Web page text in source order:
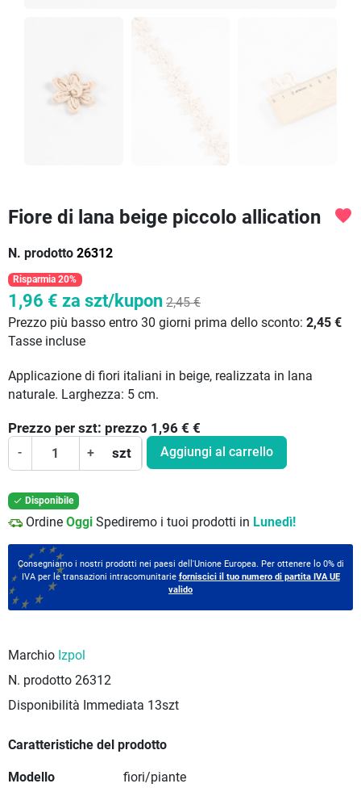
Fiore di lana beige piccolo allication
N. prodotto 26312
favorite
Risparmia 20%
1,96 € za szt/kupon 2,45 €
Prezzo più basso entro 30 giorni prima dello sconto: 2,45 €
Tasse incluse
Applicazione di fiori italiani in beige, realizzata in lana
naturale. Larghezza: 5 cm.
Prezzo per szt: prezzo 1,96 € €
- + szt Aggiungi al carrello
 Disponibile
Ordine Oggi Spediremo i tuoi prodotti in Lunedì!
Consegniamo i nostri prodotti nei paesi dell'Unione Europea. Per ottenere lo 0% di
IVA per le transazioni intracomunitarie forniscici il tuo numero di partita IVA UE
valido
Marchio Izpol
N. prodotto 26312
Disponibilità Immediata 13szt
Caratteristiche del prodotto
Modello fiori/piante